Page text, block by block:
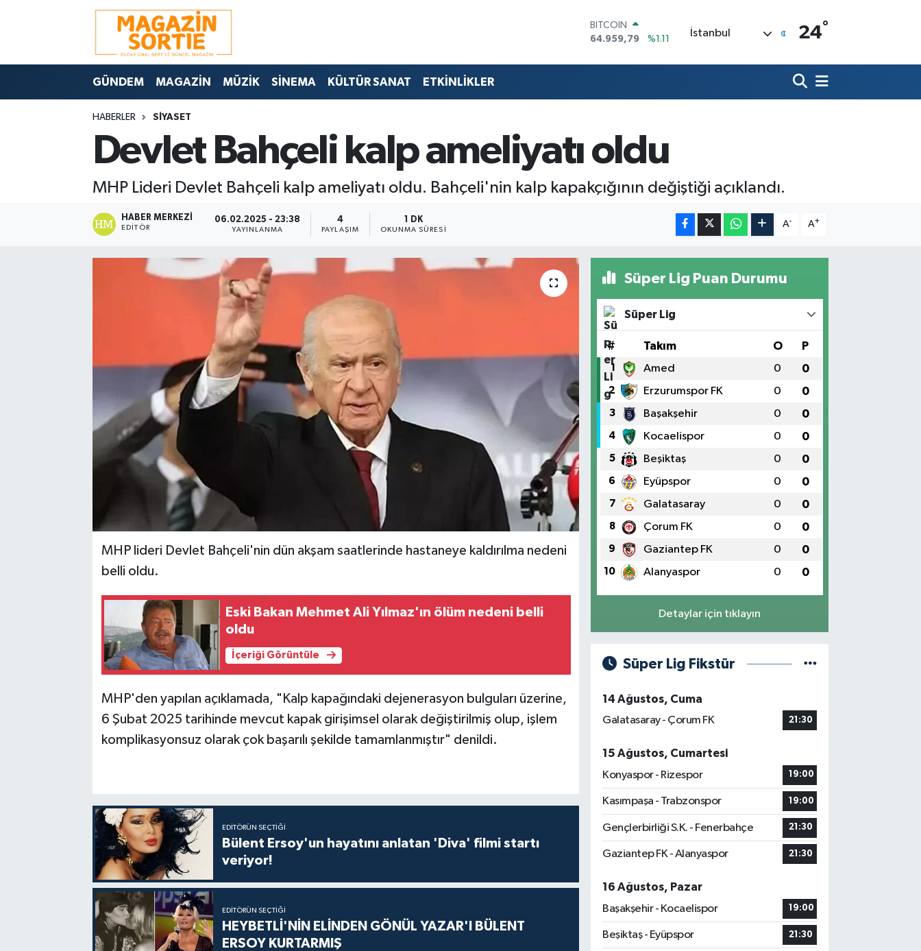
DOLAR
47,7436
%0.18
55,2510
%0.32
BİST100
13.779
%-14
İstanbul 24°
GÜNDEM MAGAZİN MÜZİK SİNEMA KÜLTÜR SANAT ETKİNLİKLER
HABERLER SİYASET
Devlet Bahçeli kalp ameliyatı oldu
MHP Lideri Devlet Bahçeli kalp ameliyatı oldu. Bahçeli'nin kalp kapakçığının değiştiği açıklandı.
HABER MERKEZI
EDITÖR
06.02.2025 - 23:38
YAYINLANMA
4
PAYLAŞIM
1 DK
OKUNMA SÜRESI
A- A+
MHP lideri Devlet Bahçeli'nin dün akşam saatlerinde hastaneye kaldırılma nedeni
belli oldu.
Eski Bakan Mehmet Ali Yılmaz'ın ölüm nedeni belli
oldu
İçeriği Görüntüle
MHP'den yapılan açıklamada, "Kalp kapağındaki dejenerasyon bulguları üzerine,
6 Şubat 2025 tarihinde mevcut kapak girişimsel olarak değiştirilmiş olup, işlem
komplikasyonsuz olarak çok başarılı şekilde tamamlanmıştır" denildi.
EDITÖRÜN SEÇTIĞI
Bülent Ersoy'un hayatını anlatan 'Diva' filmi startı
veriyor!
EDITÖRÜN SEÇTIĞI
HEYBETLİ'NİN ELİNDEN GÖNÜL YAZAR'I BÜLENT
ERSOY KURTARMIŞ
Süper Lig Puan Durumu
Süper Lig
# Takım O P
1 Amed 0 0
2 Erzurumspor FK 0 0
3 Başakşehir 0 0
4 Kocaelispor 0 0
5 Beşiktaş 0 0
6 Eyüpspor 0 0
7 Galatasaray 0 0
8 Çorum FK 0 0
9 Gaziantep FK 0 0
10 Alanyaspor 0 0
Detaylar için tıklayın
Süper Lig Fikstür
14 Ağustos, Cuma
Galatasaray - Çorum FK
21:30
15 Ağustos, Cumartesi
Konyaspor - Rizespor
19:00
Kasımpaşa - Trabzonspor 19:00
Gençlerbirliği S.K. - Fenerbahçe 21:30
Gaziantep FK - Alanyaspor 21:30
16 Ağustos, Pazar
Başakşehir - Kocaelispor
19:00
Beşiktaş - Eyüpspor 21:30
Nöbetçi Eczaneler
Hava Durumu
Trafik Durumu
Süper Lig Puan Durumu ve Fikstür
Tüm Manşetler
Son Dakika Haberleri
Haber Arşivi